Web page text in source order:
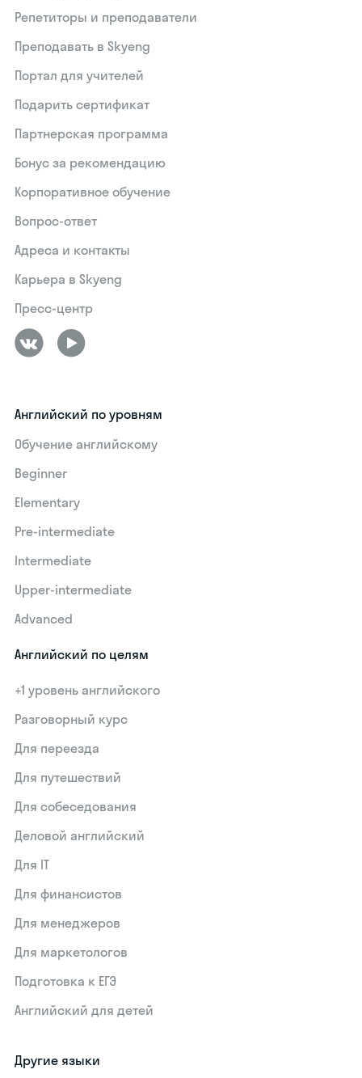
Репетиторы и преподаватели
Преподавать в Skyeng
Портал для учителей
Подарить сертификат
Партнерская программа
Бонус за рекомендацию
Корпоративное обучение
Вопрос-ответ
Адреса и контакты
Карьера в Skyeng
Пресс-центр
Английский по уровням
Обучение английскому
Beginner
Elementary
Pre-intermediate
Intermediate
Upper-intermediate
Advanced
Английский по целям
+1 уровень английского
Разговорный курс
Для переезда
Для путешествий
Для собеседования
Деловой английский
Для IT
Для финансистов
Для менеджеров
Для маркетологов
Подготовка к ЕГЭ
Английский для детей
Другие языки